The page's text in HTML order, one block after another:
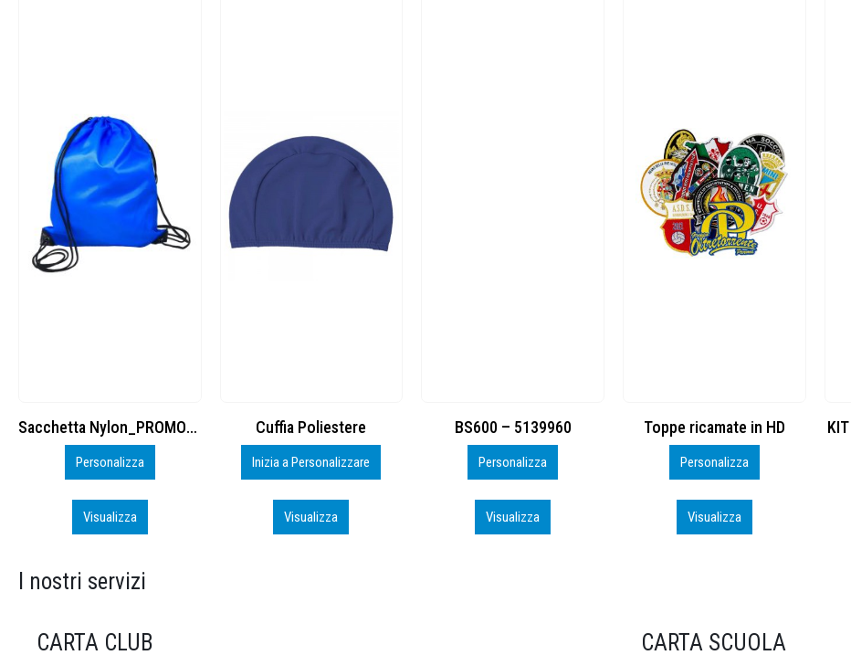
Cuffia Poliestere
Inizia a Personalizzare
Visualizza
BS600 – 5139960
Personalizza
Visualizza
Toppe ricamate in HD
Personalizza
Visualizza
KIT CAMP 100 2026_perso
Personalizza
Visualizza
I nostri servizi
CARTA CLUB CARTA SCUOLA